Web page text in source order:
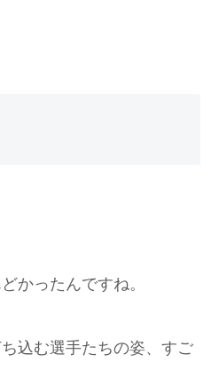
かったんですね。
込む選手たちの姿、すご